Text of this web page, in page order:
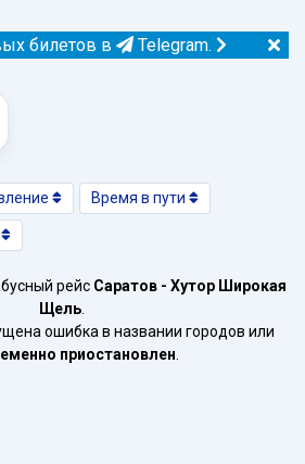
билетов в Telegram.
Время в пути
рейс Саратов - Хутор Широкая
Щель
ошибка в названии городов или
приостановлен